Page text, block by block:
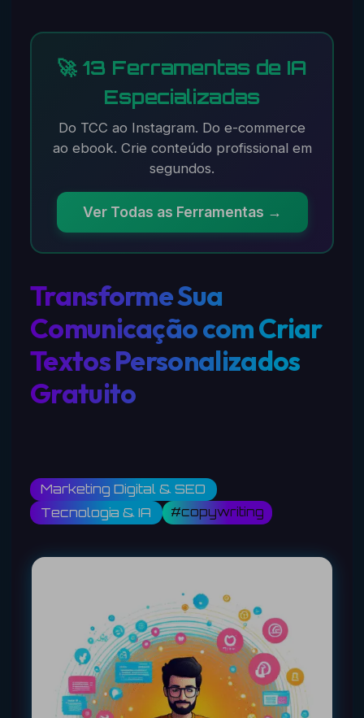
🚀 13 Ferramentas de IA
Especializadas
Do TCC ao Instagram. Do e-commerce
ao ebook. Crie conteúdo profissional em
segundos.
Ver Todas as Ferramentas →
Transforme Sua
Comunicação com Criar
Textos Personalizados
Gratuito
Marketing Digital & SEO
Tecnologia & IA
#copywriting